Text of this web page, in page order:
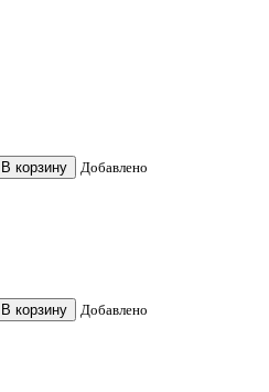
В корзину Добавлено
В корзину Добавлено